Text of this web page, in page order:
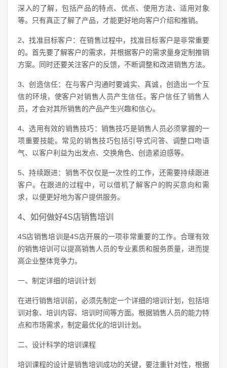
深入的了解，包括产品的特点、优点、使用方法、适用对象
等。只有真正了解了产品，才能更好地向客户介绍和推销。
2、找准目标客户：在销售过程中，找准目标客户是非常重要
的。首先要了解客户的需求，并根据客户的需求量身定制推销
方案。同时还要关注客户的反馈，不断调整和改进销售方法。
3、创造信任：在与客户沟通时要诚实、真诚，创造出一个互
信的环境，使客户对销售人员产生信任。客户信任了销售人
员，才会对其所销售的产品产生兴趣和信心。
4、选用有效的销售技巧：销售技巧是销售人员必须掌握的一
项重要技能。常见的销售技巧包括引导式问答、调整口吻语
气、以客户利益为出发点、交换角色、创造紧迫感等。
5、持续跟进：销售不仅仅是一次性的工作，还需要持续跟进
客户。在跟进的过程中，可以借机了解客户的购买意向和需
求，以便更好地为客户提供服务。
4、如何做好4S店销售培训
4S店销售培训是4S店开展的一项非常重要的工作。合理有效
的销售培训可以提高销售人员的专业素质和服务质量，进而提
高企业整体竞争力。
一、制定详细的培训计划
在进行销售培训前，必须先制定一个详细的培训计划，包括培
训对象、培训内容、培训时间等方面。根据销售人员的能力特
点和市场需求，制定最优化的培训计划。
二、设计科学的培训课程
培训课程的设计是销售培训成功的关键，要注重针对性，根据